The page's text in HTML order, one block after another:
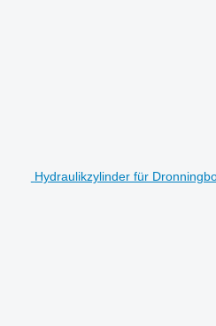
Hydraulikzylinder für